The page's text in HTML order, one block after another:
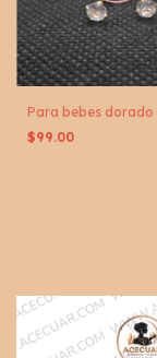
Para bebes dorado
$99.00